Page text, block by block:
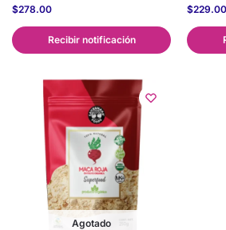
$278.00
Recibir notificación
$229.00
Agotado